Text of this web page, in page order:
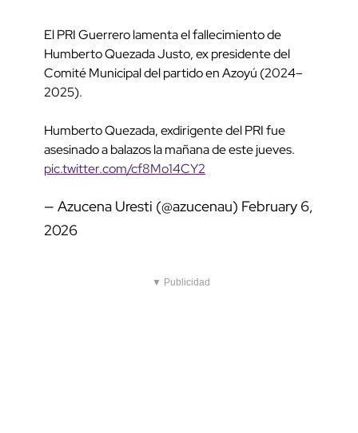
El PRI Guerrero lamenta el fallecimiento de
Humberto Quezada Justo, ex presidente del
Comité Municipal del partido en Azoyú (2024–
2025).
Humberto Quezada, exdirigente del PRI fue
asesinado a balazos la mañana de este jueves.
pic.twitter.com/cf8Mo14CY2
— Azucena Uresti (@azucenau) February 6,
2026
▼ Publicidad